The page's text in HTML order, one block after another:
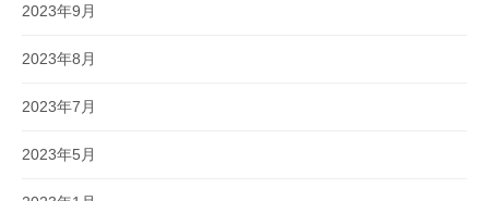
2023年9月
2023年8月
2023年7月
2023年5月